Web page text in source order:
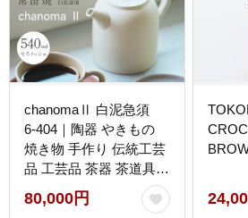
chanomaⅡ 白泥急須
6-404｜陶器 やきもの
焼き物 手作り 伝統工芸
品 工芸品 茶器 茶道具
急須 常滑焼 日本六古窯
キッチン用品 日用品 食
80,000円